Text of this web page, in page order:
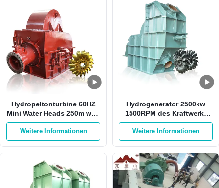
Hydropeltonturbine 60HZ
Mini Water Heads 250m weg
Rad-der Turbine von der
Sticheleien-500RPM Pelton
Weitere Informationen
Hydrogenerator 2500kw
1500RPM des Kraftwerk-
HPP Pelton mit 1 Düse
Weitere Informationen